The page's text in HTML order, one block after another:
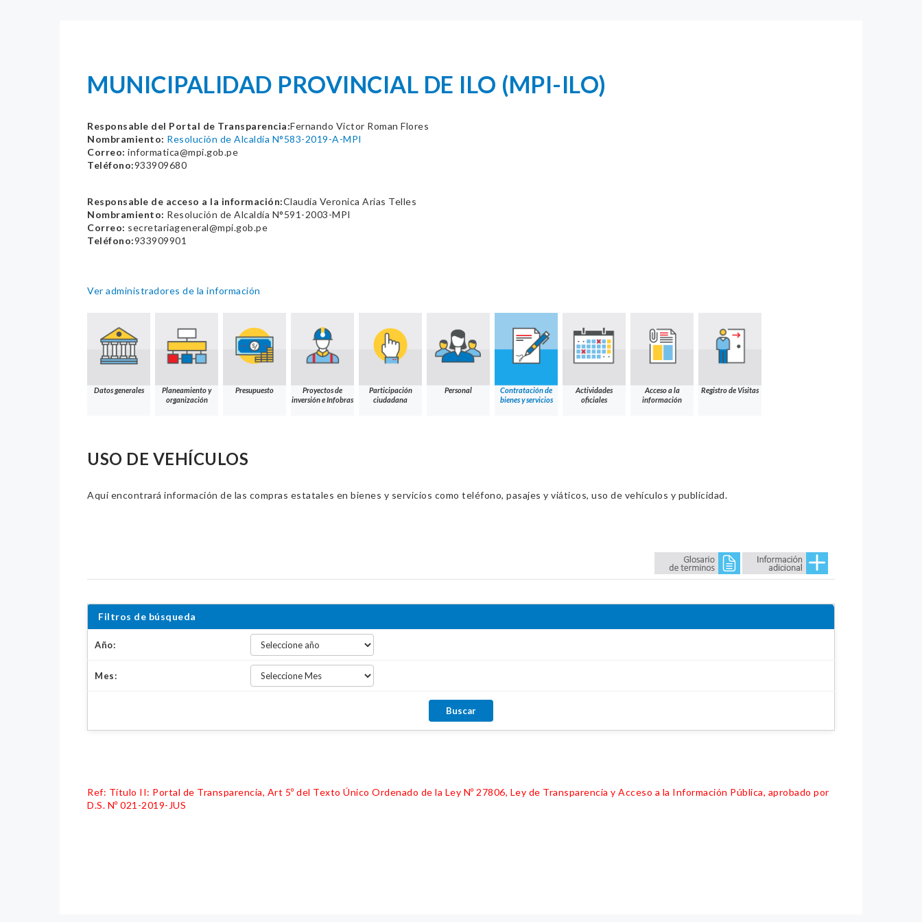
MUNICIPALIDAD PROVINCIAL DE ILO (MPI-ILO)
Responsable del Portal de Transparencia:Fernando Victor Roman Flores
Nombramiento: Resolución de Alcaldía N°583-2019-A-MPI
Correo: informatica@mpi.gob.pe
Teléfono:933909680
Responsable de acceso a la información:Claudia Veronica Arias Telles
Nombramiento: Resolución de Alcaldía N°591-2003-MPI
Correo: secretariageneral@mpi.gob.pe
Teléfono:933909901
Ver administradores de la información
Datos generales
Planeamiento y
organización
Presupuesto
Proyectos de
inversión e Infobras
Participación
ciudadana
Personal
Contratación de
bienes y servicios
Actividades
oficiales
Acceso a la
información
Registro de Visitas
USO DE VEHÍCULOS
Aquí encontrará información de las compras estatales en bienes y servicios como teléfono, pasajes y viáticos, uso de vehículos y publicidad.
Filtros de búsqueda
Año:
Mes:
Ref: Título II: Portal de Transparencia, Art 5º del Texto Único Ordenado de la Ley Nº 27806, Ley de Transparencia y Acceso a la Información Pública, aprobado por
D.S. Nº 021-2019-JUS